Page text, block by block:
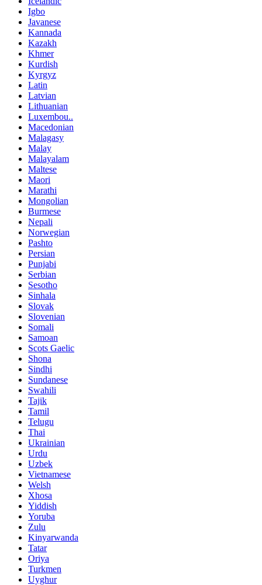
Igbo
Javanese
Kannada
Kazakh
Khmer
Kurdish
Kyrgyz
Latin
Latvian
Lithuanian
Luxembou..
Macedonian
Malagasy
Malay
Malayalam
Maltese
Maori
Marathi
Mongolian
Burmese
Nepali
Norwegian
Pashto
Persian
Punjabi
Serbian
Sesotho
Sinhala
Slovak
Slovenian
Somali
Samoan
Scots Gaelic
Shona
Sindhi
Sundanese
Swahili
Tajik
Tamil
Telugu
Thai
Ukrainian
Urdu
Uzbek
Vietnamese
Welsh
Xhosa
Yiddish
Yoruba
Zulu
Kinyarwanda
Tatar
Oriya
Turkmen
Uyghur